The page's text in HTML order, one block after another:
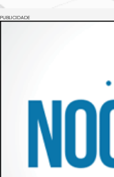
PUBLICIDADE